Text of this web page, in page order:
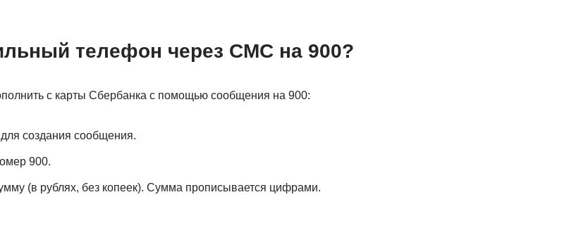
телефон через СМС на 900?
с карты Сбербанка с помощью сообщения на 900:
создания сообщения.
900.
(в рублях, без копеек). Сумма прописывается цифрами.